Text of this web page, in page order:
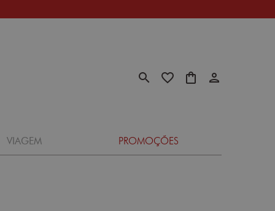
search favorite_border shopping_bag person
VIAGEM PROMOÇÕES